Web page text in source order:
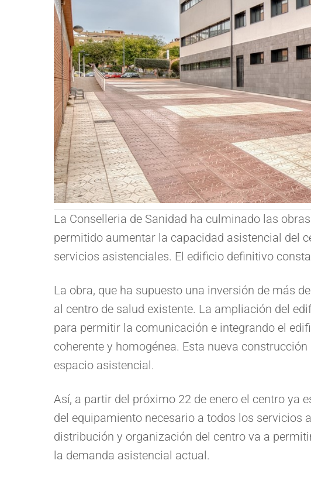
La Conselleria de Sanidad ha culminado las
permitido aumentar la capacidad asistencial del
servicios asistenciales. El edificio definitivo
La obra, que ha supuesto una inversión de más
al centro de salud existente. La ampliación del
para permitir la comunicación e integrando el
coherente y homogénea. Esta nueva
espacio asistencial.
Así, a partir del próximo 22 de enero el centro ya
del equipamiento necesario a todos los servicios
distribución y organización del centro va a
la demanda asistencial actual.